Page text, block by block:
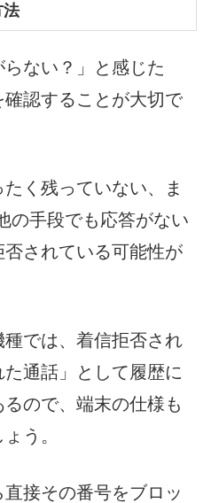
法
らない？」と感じた
認することが大切で
く残っていない、ま
の手段でも応答がない
されている可能性が
では、着信拒否され
通話」として履歴に
ので、端末の仕様も
う。
接その番号をブロッ